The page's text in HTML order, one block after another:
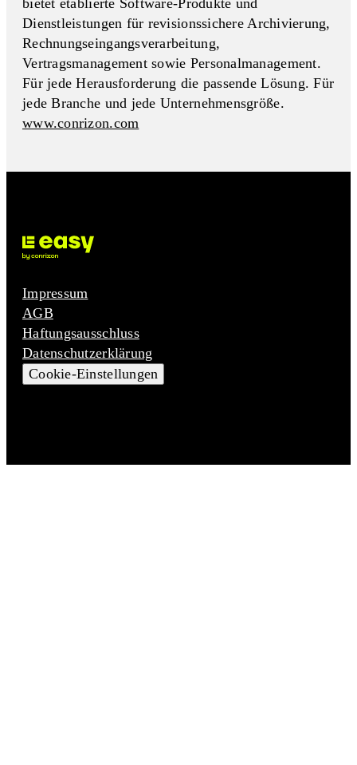
bietet etablierte Software-Produkte und
Dienstleistungen für revisionssichere Archivierung,
Rechnungseingangs­verarbeitung,
Vertragsmanagement sowie Personalmanagement.
Für jede Herausforderung die passende Lösung. Für
jede Branche und jede Unternehmensgröße.
www.conrizon.com
Impressum
AGB
Haftungsausschluss
Datenschutzerklärung
Cookie-Einstellungen